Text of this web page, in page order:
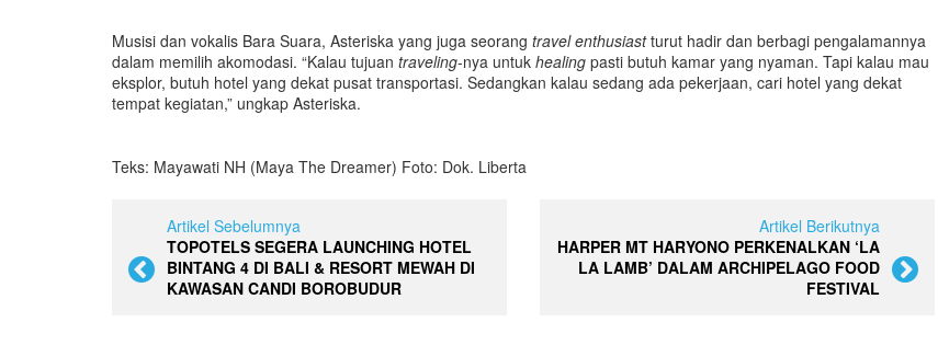
Musisi dan vokalis Bara Suara, Asteriska yang juga seorang travel enthusiastturut hadir dan berbagi pengalamannya
dalam memilih akomodasi. “Kalau tujuan traveling-nya untuk healing pasti butuh kamar yang nyaman. Tapi kalau mau
eksplor, butuh hotel yang dekat pusat transportasi. Sedangkan kalau sedang ada pekerjaan, cari hotel yang dekat
tempat kegiatan,” ungkap Asteriska.
Teks: Mayawati NH (Maya The Dreamer) Foto: Dok. Liberta
Artikel Sebelumnya
TOPOTELS SEGERA LAUNCHING HOTEL
BINTANG 4 DI BALI & RESORT MEWAH DI
KAWASAN CANDI BOROBUDUR
Artikel Berikutnya
HARPER MT HARYONO PERKENALKAN ‘LA
LA LAMB’ DALAM ARCHIPELAGO FOOD
FESTIVAL